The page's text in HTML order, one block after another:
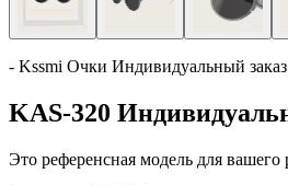
- Kssmi Очки Индивидуальный
KAS-320
Это референсная модель для